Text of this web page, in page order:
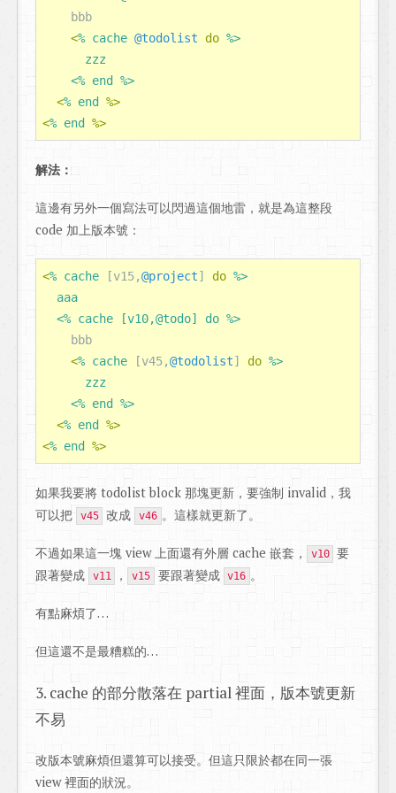
bbb
<% cache @todolist do %>
      zzz
    <% end %>
<% end %>
<% end %>
解法：
這邊有另外一個寫法可以閃過這個地雷，就是為這整段
code 加上版本號：
<% cache [v15,@project] do %>
  aaa
  <% cache [v10,@todo] do %>
bbb
<% cache [v45,@todolist] do %>
      zzz
    <% end %>
<% end %>
<% end %>
如果我要將 todolist block 那塊更新，要強制 invalid，我
可以把
v45 改成 v46 。這樣就更新了。
不過如果這一塊 view 上面還有外層 cache 嵌套， v10 要
跟著變成
v11 ， v15 要跟著變成 v16 。
有點麻煩了…
但這還不是最糟糕的…
3. cache 的部分散落在 partial 裡面，版本號更新
不易
改版本號麻煩但還算可以接受。但這只限於都在同一張
view 裡面的狀況。